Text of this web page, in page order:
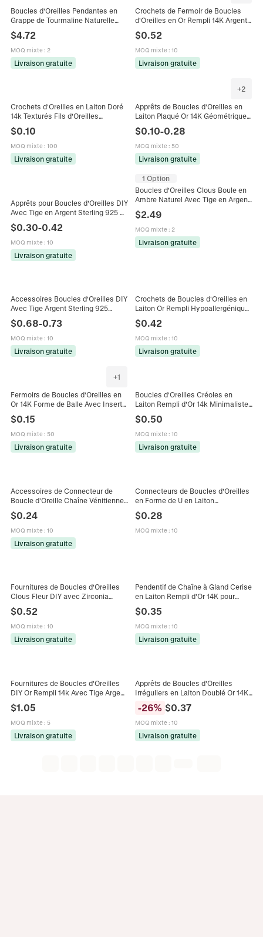
Boucles d'Oreilles Pendantes en
Grappe de Tourmaline Naturelle
Rempli 14K Bijoux Boho pour
Femmes
$4.72
MOQ mixte: 2
Livraison gratuite
Crochets de Fermoir de Boucles
d'Oreilles en Or Rempli 14K Argent
Boucle de Boucle d'Oreille Lisse
DIY Accessoires Bijoux
$0.52
MOQ mixte: 10
Livraison gratuite
Crochets d'Oreilles en Laiton Doré
14k Texturés Fils d'Oreilles
Martelés Or 18k Pour Création de
Bijoux DIY
$0.10
MOQ mixte: 100
Livraison gratuite
+2
Apprêts de Boucles d'Oreilles en
Laiton Plaqué Or 14K Géométrique
Cœur Losange Ovale pour
Fabrication de Bijoux DIY
Artisanaux
$0.10-0.28
MOQ mixte: 50
Livraison gratuite
Apprêts pour Boucles d'Oreilles DIY
Avec Tige en Argent Sterling 925 Or
Plate Ronde Avec Boucle de
Suspension pour Création Bijoux
$0.30-0.42
MOQ mixte: 10
Livraison gratuite
1 Option
Boucles d'Oreilles Clous Boule en
Ambre Naturel Avec Tige en Argent
Sterling 925 Or Rempli Bijoux
Minimalistes pour Femmes
$2.49
MOQ mixte: 2
Livraison gratuite
Accessoires Boucles d'Oreilles DIY
Avec Tige Argent Sterling 925
Composants Clous Couronne
Étoile Cuivre Plaqué Or Zirconia
$0.68-0.73
MOQ mixte: 10
Livraison gratuite
Crochets de Boucles d'Oreilles en
Laiton Or Rempli Hypoallergénique
Lotus Étoile Pendants Fournitures
Pour Bijoux DIY Artisanat
$0.42
MOQ mixte: 10
Livraison gratuite
+1
Fermoirs de Boucles d'Oreilles en
Or 14K Forme de Balle Avec Insert
en Silicone Accessoires de
Bijouterie DIY en Laiton de Haute
Qualité
$0.15
MOQ mixte: 50
Livraison gratuite
Boucles d'Oreilles Créoles en
Laiton Rempli d'Or 14k Minimalistes
pour Femmes Géométriques Polies
Lisses Matériel de Bijoux DIY
$0.50
MOQ mixte: 10
Livraison gratuite
Accessoires de Connecteur de
Boucle d'Oreille Chaîne Vénitienne
Platine pour Création Bijoux DIY
$0.24
MOQ mixte: 10
Livraison gratuite
Connecteurs de Boucles d'Oreilles
en Forme de U en Laiton
Laminé 14K pour Bijoux DIY
$0.28
MOQ mixte: 10
Fournitures de Boucles d'Oreilles
Clous Fleur DIY avec Zirconia
Incrusté Cuivre Or Rempli 14K pour
Création de Bijoux
$0.52
MOQ mixte: 10
Livraison gratuite
Pendentif de Chaîne à Gland Cerise
en Laiton Rempli d'Or 14K pour
Fabrication de Bijoux Artisanaux
DIY
$0.35
MOQ mixte: 10
Livraison gratuite
Fournitures de Boucles d'Oreilles
DIY Or Rempli 14k Avec Tige Argent
Boucles d'Oreilles Clous
$1.05
MOQ mixte: 5
Livraison gratuite
Apprêts de Boucles d'Oreilles
Irréguliers en Laiton Doublé Or 14K
Style Baroque Bijoux DIY
-26% $0.37
MOQ mixte: 10
Livraison gratuite